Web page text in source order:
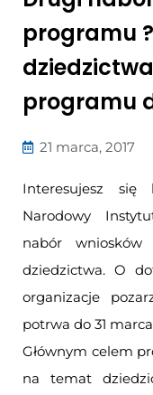
programu
programu
21 marca, 2017
Interesujesz
Narodowy
nabór
dziedzictwa. O
organizacje
potrwa do 31
Głównym celem
na temat